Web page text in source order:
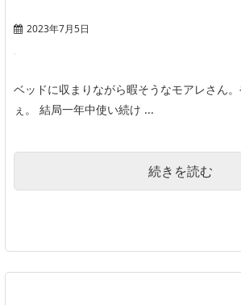
2023年7月5日
ベッドに収まりながら暇そうなモアレさん
ぇ。 結局一年中使い続け ...
続きを読む